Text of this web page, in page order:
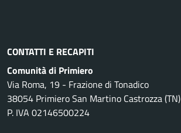
CONTATTI E RECAPITI
Comunità di Primiero
Via Roma, 19 - Frazione di Tonadico
38054 Primiero San Martino Castrozza (TN)
P. IVA 02146500224